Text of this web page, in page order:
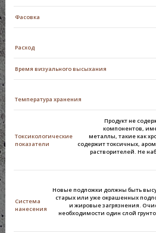
Фасовка
Расход
Время визуального высыхания
Температура хранения
Токсикологические
показатели
Продукт не
компонентов,
металлы, такие как
содержит токсичных,
растворителей. Не
Система
нанесения
Новые подложки должны быть
старых или уже окрашенных
и жировые загрязнения.
необходимости один слой